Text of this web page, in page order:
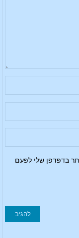
בדפדפן שלי לפעם